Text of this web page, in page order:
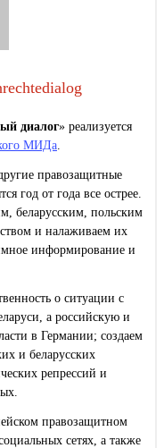
диалог» реализуется
МИДа
правозащитные
год от года все острее.
беларусским, польским
и налаживаем их
информирование и
о ситуации с
а российскую и
в Германии; создаем
и беларусских
репрессий и
правозащитном
сетях, а также